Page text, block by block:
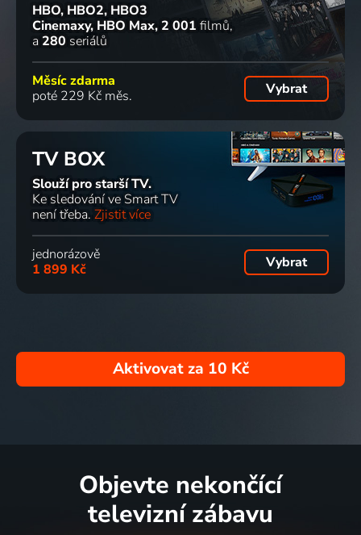
HBO, HBO2, HBO3
Cinemaxy, HBO Max 2 001 filmů
a 280 seriálů
Měsíc zdarma
poté 229 Kč měs.
Vybrat
TV BOX
Slouží pro starší TV.
Ke sledování ve Smart TV
není třeba. Zjistit více
jednorázově
1 899 Kč
Vybrat
Aktivovat za 10 Kč
Objevte nekončící
televizní zábavu